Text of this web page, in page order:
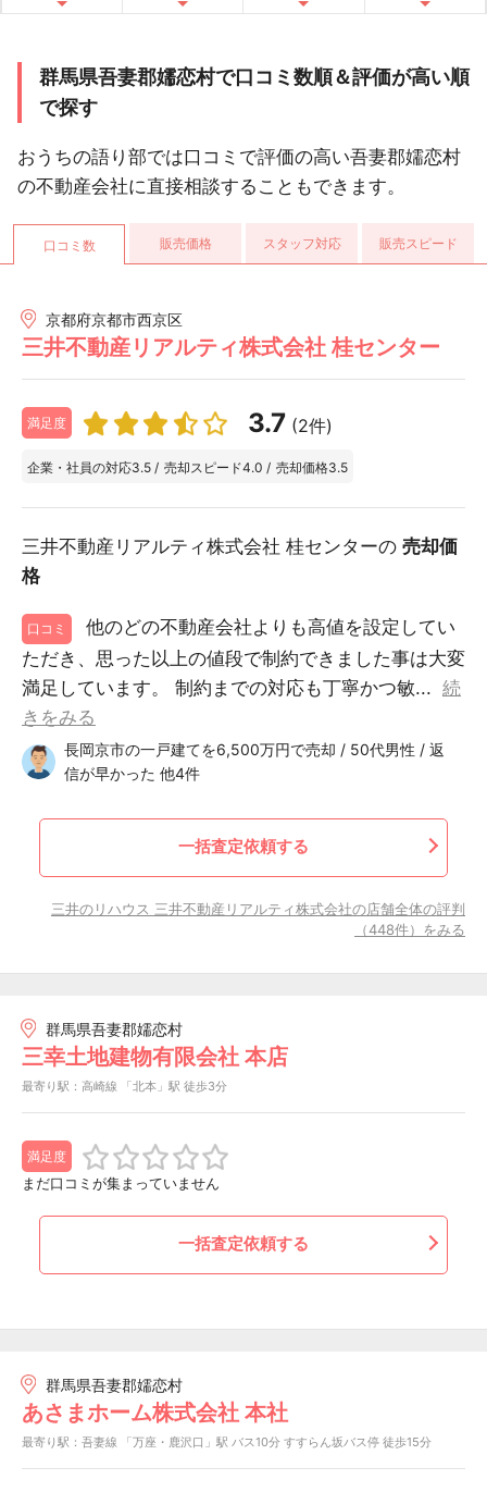
群馬県吾妻郡嬬恋村で口コミ数順＆評価が高い順
で探す
おうちの語り部では口コミで評価の高い吾妻郡嬬恋村
の不動産会社に直接相談することもできます。
口コミ数 販売価格 スタッフ対応 販売スピード
京都府京都市西京区
三井不動産リアルティ株式会社 桂センター
満足度 3.7 (2件)
企業・社員の対応3.5 / 売却スピード4.0 / 売却価格3.5
三井不動産リアルティ株式会社 桂センターの 売却価
格
口コミ
他のどの不動産会社よりも高値を設定してい
ただき、思った以上の値段で制約できました事は大変
満足しています。 制約までの対応も丁寧かつ敏... 続
きをみる
長岡京市の一戸建てを6,500万円で売却 / 50代男性 / 返
信が早かった 他4件
一括査定依頼する
三井のリハウス 三井不動産リアルティ株式会社の店舗全体の評判
（448件）をみる
群馬県吾妻郡嬬恋村
三幸土地建物有限会社 本店
最寄り駅：高崎線 「北本」駅 徒歩3分
満足度
まだ口コミが集まっていません
一括査定依頼する
群馬県吾妻郡嬬恋村
あさまホーム株式会社 本社
最寄り駅：吾妻線 「万座・鹿沢口」駅 バス10分 すすらん坂バス停 徒歩15分